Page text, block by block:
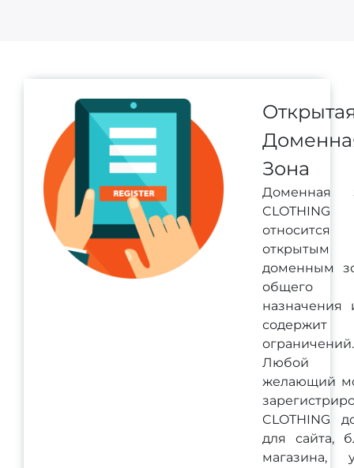
Зона
Доменная
CLOTHING
открытым
доменным
общего
назначения
содержит
ограничений.
Любой
желающий
CLOTHING
для сайта,
магазина,